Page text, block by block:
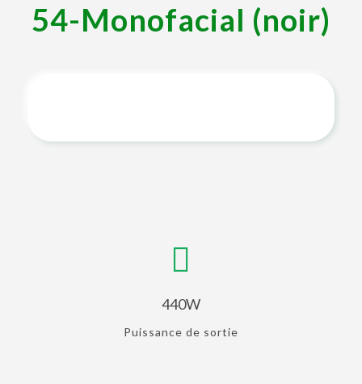
54-Monofacial (noir)
440W
Puissance de sortie